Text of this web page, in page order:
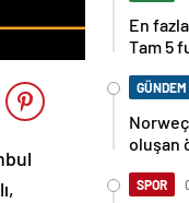
En
Tam 5
GÜNDEM
oluşan
SPOR